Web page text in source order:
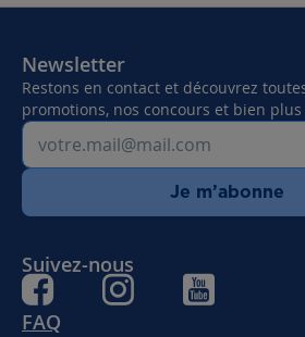
FAQ
Newsletter
Restons en contact et découvrez
promotions, nos concours et bien plus
Je m’abonne
Suivez-nous